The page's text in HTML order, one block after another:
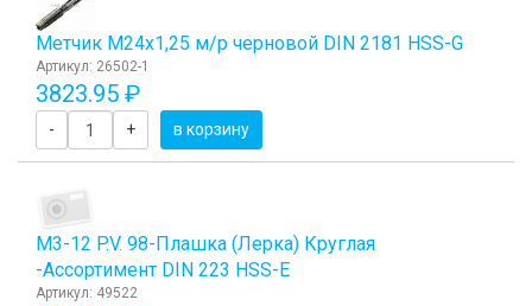
Метчик М24x1,25 м/р черновой DIN 2181 HSS-G
Артикул: 26502-1
3823.95 ₽
- + в корзину
М3-12 P.V. 98-Плашка (Лерка) Круглая
-Ассортимент DIN 223 HSS-E
Артикул: 49522